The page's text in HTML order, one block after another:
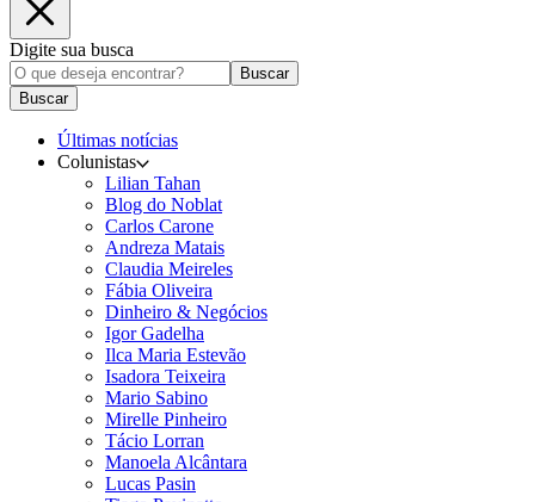
Digite sua busca
Buscar
Buscar
Últimas notícias
Colunistas
Lilian Tahan
Blog do Noblat
Carlos Carone
Andreza Matais
Claudia Meireles
Fábia Oliveira
Dinheiro & Negócios
Igor Gadelha
Ilca Maria Estevão
Isadora Teixeira
Mario Sabino
Mirelle Pinheiro
Tácio Lorran
Manoela Alcântara
Lucas Pasin